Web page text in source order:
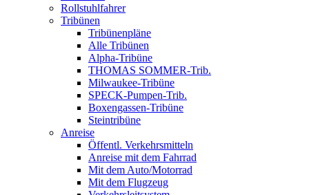
Rollstuhlfahrer
Tribünen
Tribünenpläne
Alle Tribünen
Alpha-Tribüne
THOMAS SOMMER-Trib.
Milwaukee-Tribüne
SPECK-Pumpen-Trib.
Boxengassen-Tribüne
Steintribüne
Anreise
Öffentl. Verkehrsmitteln
Anreise mit dem Fahrrad
Mit dem Auto/Motorrad
Mit dem Flugzeug